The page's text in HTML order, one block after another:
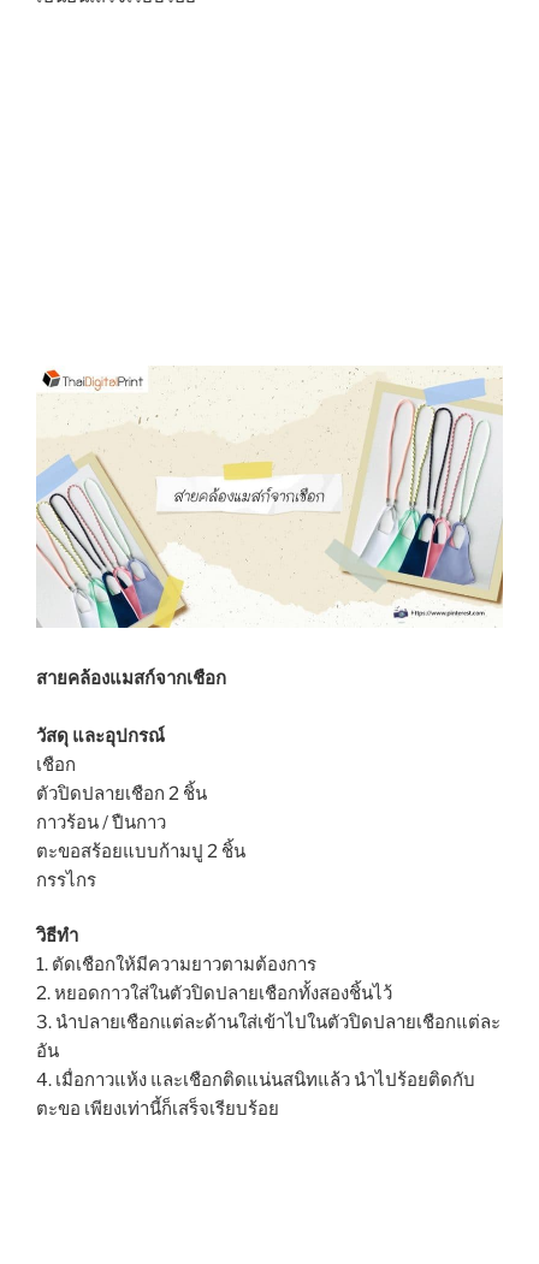
สายคล้องแมสก์จากเชือก
วัสดุ และอุปกรณ์
เชือก
ตัวปิดปลายเชือก 2 ชิ้น
กาวร้อน / ปืนกาว
ตะขอสร้อยแบบก้ามปู 2 ชิ้น
กรรไกร
วิธีทำ
1. ตัดเชือกให้มีความยาวตามต้องการ
2. หยอดกาวใส่ในตัวปิดปลายเชือกทั้งสองชิ้นไว้
3. นำปลายเชือกแต่ละด้านใส่เข้าไปในตัวปิดปลายเชือกแต่ละ
อัน
4. เมื่อกาวแห้ง และเชือกติดแน่นสนิทแล้ว นำไปร้อยติดกับ
ตะขอ เพียงเท่านี้ก็เสร็จเรียบร้อย